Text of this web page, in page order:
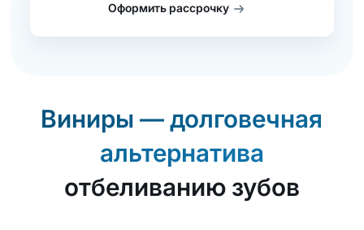
Оформить рассрочку
Виниры — долговечная
альтернатива
отбеливанию зубов